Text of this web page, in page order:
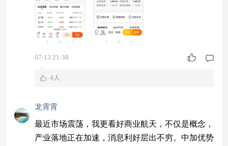
07-13 21:38
4人
龙霄霄
最近市场震荡，我更看好商业航天，不仅是概念，
产业落地正在加速，消息利好层出不穷。中加优势